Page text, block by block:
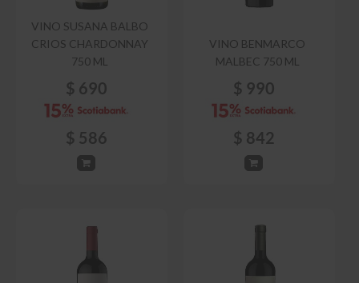
VINO SUSANA BALBO
CRIOS CHARDONNAY
750 ML
$ 690
$ 586
VINO BENMARCO
MALBEC 750 ML
$ 990
$ 842